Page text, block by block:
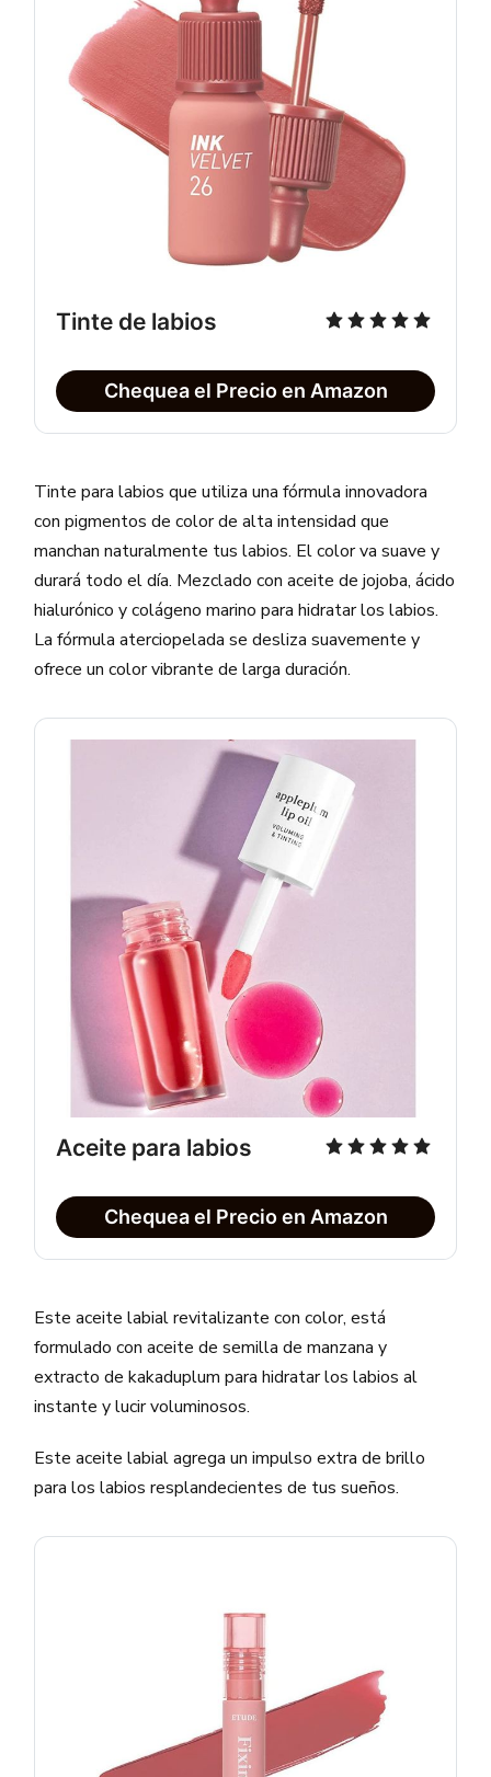
Tinte de labios
Chequea el Precio en Amazon
Tinte para labios que utiliza una fórmula innovadora
con pigmentos de color de alta intensidad que
manchan naturalmente tus labios. El color va suave y
durará todo el día. Mezclado con aceite de jojoba, ácido
hialurónico y colágeno marino para hidratar los labios.
La fórmula aterciopelada se desliza suavemente y
ofrece un color vibrante de larga duración.
Aceite para labios
Chequea el Precio en Amazon
Este aceite labial revitalizante con color, está
formulado con aceite de semilla de manzana y
extracto de kakaduplum para hidratar los labios al
instante y lucir voluminosos.
Este aceite labial agrega un impulso extra de brillo
para los labios resplandecientes de tus sueños.